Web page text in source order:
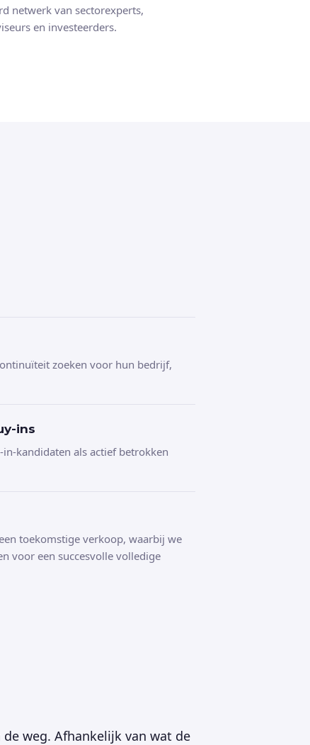
netwerk van sectorexperts,
en investeerders.
zoeken voor hun bedrijf,
ins
kandidaten als actief betrokken
toekomstige verkoop, waarbij we
voor een succesvolle volledige
weg. Afhankelijk van wat de